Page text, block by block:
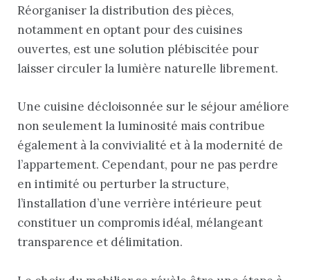
Réorganiser la distribution des pièces,
notamment en optant pour des cuisines
ouvertes, est une solution plébiscitée pour
laisser circuler la lumière naturelle librement.
Une cuisine décloisonnée sur le séjour améliore
non seulement la luminosité mais contribue
également à la convivialité et à la modernité de
l’appartement. Cependant, pour ne pas perdre
en intimité ou perturber la structure,
l’installation d’une verrière intérieure peut
constituer un compromis idéal, mélangeant
transparence et délimitation.